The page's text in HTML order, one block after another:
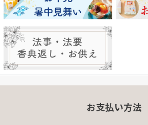
お支払い方法